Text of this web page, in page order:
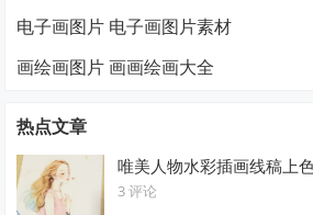
电子画图片 电子画图片素材
画绘画图片 画画绘画大全
热点文章
唯美人物水彩插画线稿上
3 评论